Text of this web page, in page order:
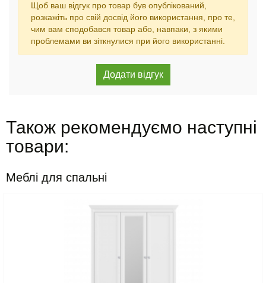
Щоб ваш відгук про товар був опублікований,
розкажіть про свій досвід його використання, про те,
чим вам сподобався товар або, навпаки, з якими
проблемами ви зіткнулися при його використанні.
Також рекомендуємо наступні
товари:
Меблі для спальні